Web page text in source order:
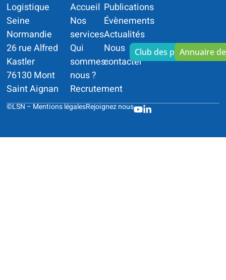
Logistique
Seine
Normandie
26 rue Alfred
Kastler
76130 Mont
Saint Aignan
Accueil
Nos
services
Qui
sommes-
nous ?
Recrutement
Publications
Évènements
Actualités
Nous
contacter
Club des partenaires
Annuaire
©LSN –Mentions légalesRejoignez nous